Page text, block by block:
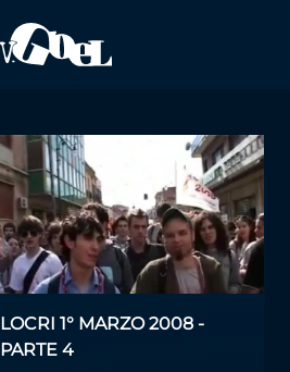
eventi
LOCRI 1° MARZO 2008 -
PARTE 4